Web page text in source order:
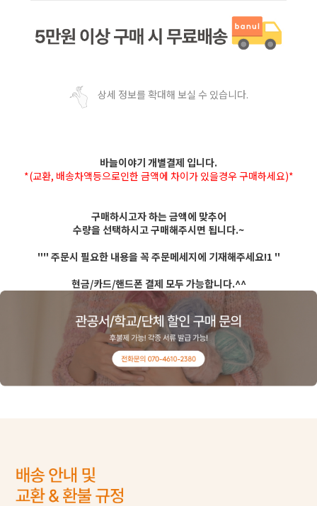
상세 정보를 확대해 보실 수 있습니다.
바늘이야기 개별결제 입니다.
*(교환, 배송차액등으로인한 금액에 차이가 있을경우 구매하세요)*
구매하시고자 하는 금액에 맞추어
수량을 선택하시고 구매해주시면 됩니다.~
"" 주문시 필요한 내용을 꼭 주문메세지에 기재해주세요!1 "
현금/카드/핸드폰 결제 모두 가능합니다.^^